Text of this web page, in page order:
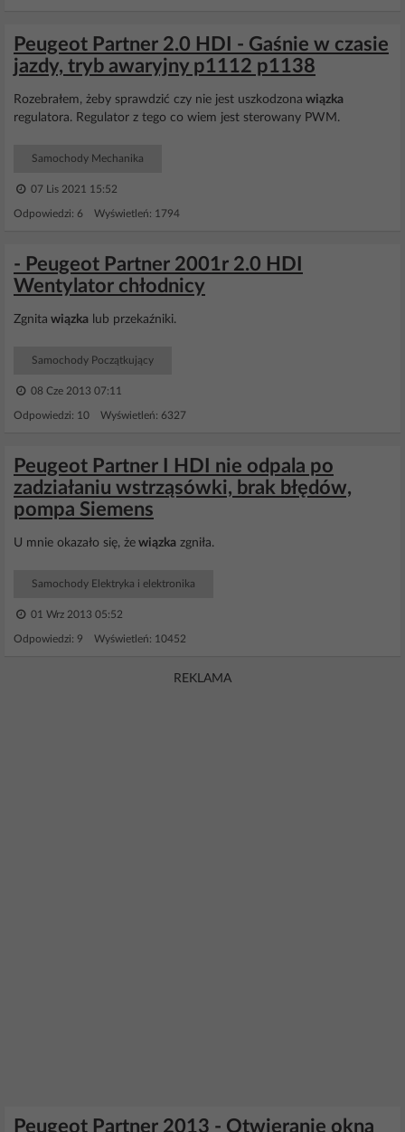
Peugeot Partner 2.0 HDI - Gaśnie w czasie
jazdy, tryb awaryjny p1112 p1138
Rozebrałem, żeby sprawdzić czy nie jest uszkodzona wiązka
regulatora. Regulator z tego co wiem jest sterowany PWM.
Samochody Mechanika
07 Lis 2021 15:52
Odpowiedzi: 6 Wyświetleń: 1794
- Peugeot Partner 2001r 2.0 HDI
Wentylator chłodnicy
Zgnita wiązka lub przekaźniki.
Samochody Początkujący
08 Cze 2013 07:11
Odpowiedzi: 10 Wyświetleń: 6327
Peugeot Partner I HDI nie odpala po
zadziałaniu wstrząsówki, brak błędów,
pompa Siemens
U mnie okazało się, że wiązka zgniła.
Samochody Elektryka i elektronika
01 Wrz 2013 05:52
Odpowiedzi: 9 Wyświetleń: 10452
REKLAMA
Peugeot Partner 2013 - Otwieranie okna